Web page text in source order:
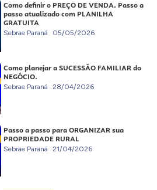
Como definir o PREÇO DE VENDA. Passo a
passo atualizado com PLANILHA
GRATUITA
Sebrae Paraná 05/05/2026
Como planejar a SUCESSÃO FAMILIAR do
NEGÓCIO.
Sebrae Paraná 28/04/2026
Passo a passo para ORGANIZAR sua
PROPRIEDADE RURAL
Sebrae Paraná 21/04/2026